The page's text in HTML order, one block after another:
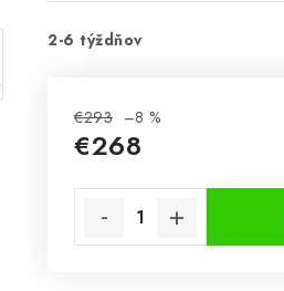
2-6 týždňov
€293 –8 %
€268